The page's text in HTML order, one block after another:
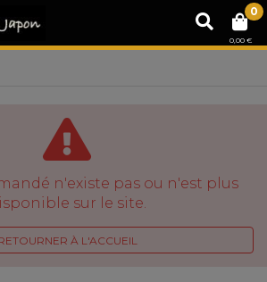
0
0,00 €
n'existe pas ou n'est plus
sur le site.
À L'ACCUEIL